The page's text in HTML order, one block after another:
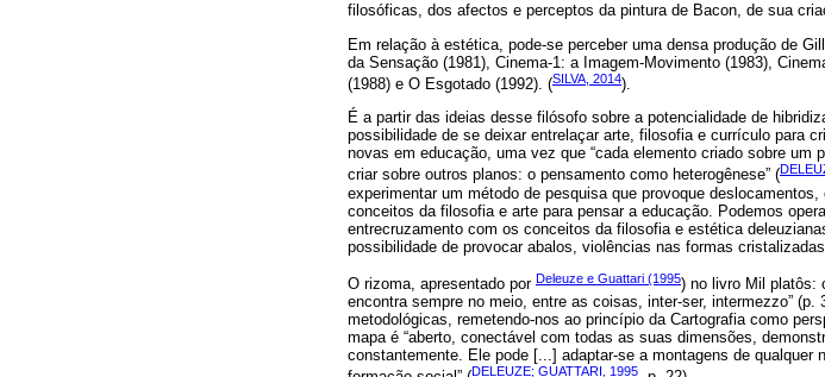
filosóficas, dos afectos e perceptos da pintura de Bacon, de sua
Em relação à estética, pode-se perceber uma densa produção de
da Sensação (1981), Cinema-1: a Imagem-Movimento (1983),
(1988) e O Esgotado (1992). (SILVA, 2014).
É a partir das ideias desse filósofo sobre a potencialidade de
possibilidade de se deixar entrelaçar arte, filosofia e currículo para
novas em educação, uma vez que “cada elemento criado sobre
criar sobre outros planos: o pensamento como heterogênese” (
experimentar um método de pesquisa que provoque
conceitos da filosofia e arte para pensar a educação. Podemos
entrecruzamento com os conceitos da filosofia e estética
possibilidade de provocar abalos, violências nas formas
O rizoma, apresentado por Deleuze e Guattari (1995) no livro Mil platôs:
encontra sempre no meio, entre as coisas, inter-ser, intermezzo”
metodológicas, remetendo-nos ao princípio da Cartografia como
mapa é “aberto, conectável com todas as suas dimensões,
constantemente. Ele pode [...] adaptar-se a montagens de qualquer
DELEUZE; GUATTARI, 1995